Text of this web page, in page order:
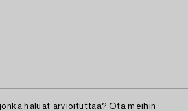
haluat arvioituttaa? Ota meihin